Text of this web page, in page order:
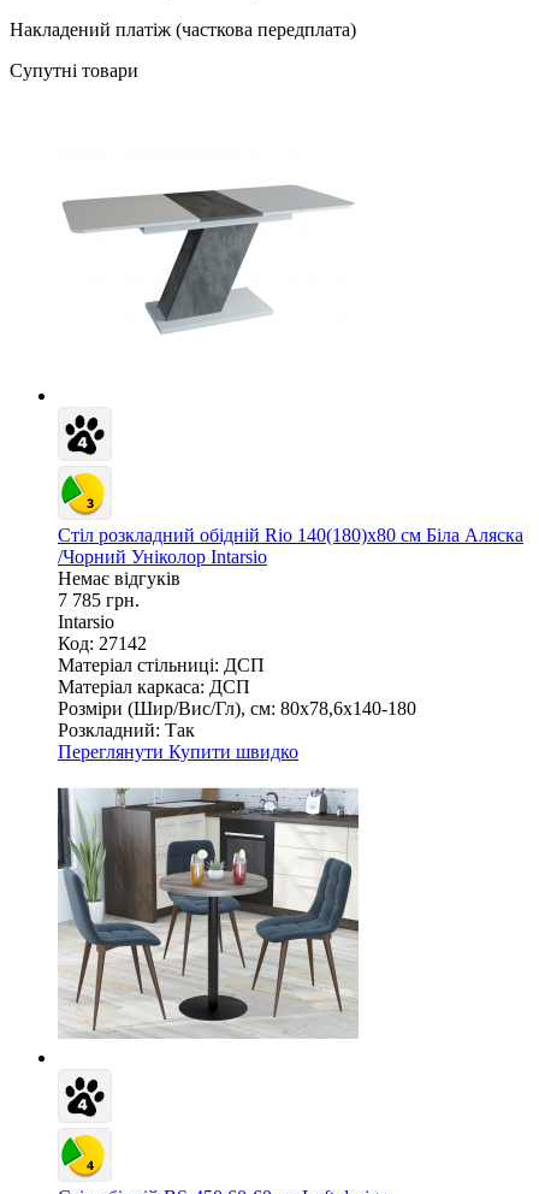
Накладений платіж (часткова передплата)
Супутні товари
Стіл розкладний обідній Rio 140(180)x80 см Біла Аляска
/Чорний Уніколор Intarsio
Немає відгуків
7 785 грн.
Intarsio
Код: 27142
Матеріал стільниці: ДСП
Матеріал каркаса: ДСП
Розміри (Шир/Вис/Гл), см: 80х78,6х140-180
Розкладний: Так
Переглянути Купити швидко